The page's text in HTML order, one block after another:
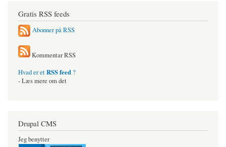
Gratis RSS feeds
Abonner på RSS
Kommentar RSS
Hvad er etRSS feed ?
- Læs mere om det
Drupal CMS
Jeg benytter